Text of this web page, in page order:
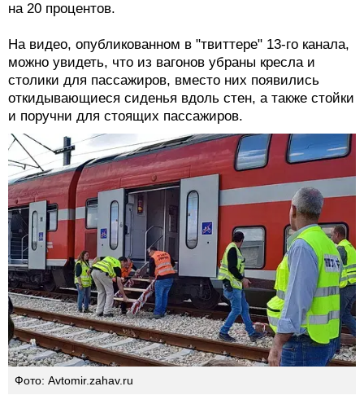
на 20 процентов.
На видео, опубликованном в "твиттере" 13-го канала,
можно увидеть, что из вагонов убраны кресла и
столики для пассажиров, вместо них появились
откидывающиеся сиденья вдоль стен, а также стойки
и поручни для стоящих пассажиров.
Фото: Avtomir.zahav.ru